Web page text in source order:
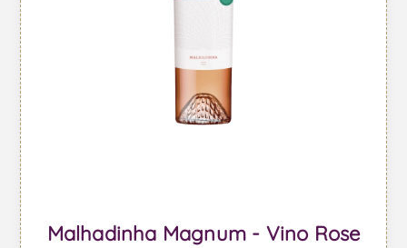
Malhadinha Magnum - Vino Rose